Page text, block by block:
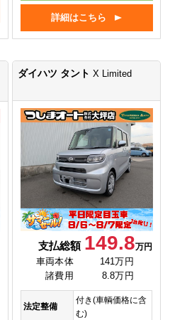
詳細はこちら
ダイハツ タントX Limited
支払総額 149.8万円
車両本体
141万円
諸費用
8.8万円
法定整備
付き(車輌価格に含
む)